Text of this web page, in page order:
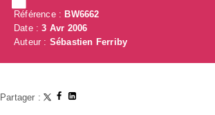
Référence :BW6662
Date :3 Avr 2006
Auteur : Sébastien Ferriby
Partager :